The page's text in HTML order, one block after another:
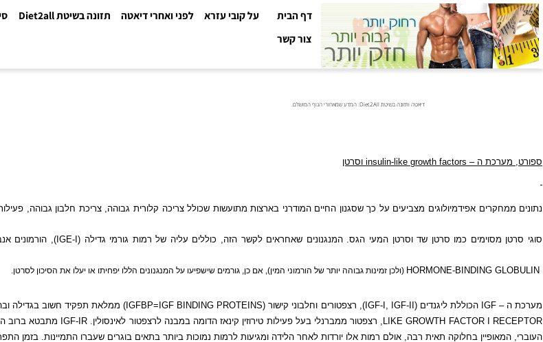
דף הבית על קובי עזרא לפני ואחרי דיאטה תזונה בשיטת Diet2all
צור קשר
דיאטה ותזונה בשיטת Diet2All: המדע שמאחורי הגוף המושלם.
ה –insulin-like growth factorsוסרטן
–
IGFהכוללת ליגנדים ( IGF-I, IGF-II ), רצפטורים וחלבוני קישור (IGFBP=IGF BINDING PROTEINS) ממלאת תפקיד חשוב בגדילה
LIKE GROWTH FACTOR I, רצפטור ממברנלי בעל פעילות טירוזין קינאז הדומה במבנה לרצפטור לאינסולין. IGF-IR מתבטא ברוב